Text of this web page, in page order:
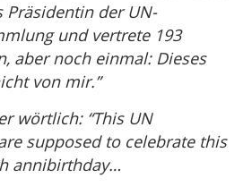
Präsidentin der UN-
und vertrete 193
aber noch einmal: Dieses
von mir.”
wörtlich: “This UN
supposed to celebrate this
annibirthday…